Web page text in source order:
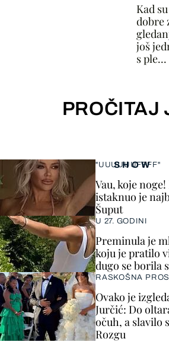
Kad
dobre
još
s ple...
PROČITAJ
SHOW
"UUUUUUFFFF"
Vau, koje
istaknuo je
Šuput
U 27. GODINI
Preminula je
koju je pratilo
dugo se borila
RASKOŠNA
Ovako je
Jurčić: Do
očuh, a slavilo
Rozgu